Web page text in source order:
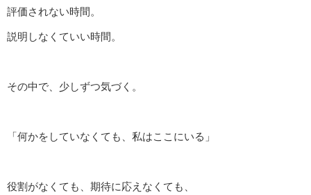
評価されない時間。
説明しなくていい時間。
その中で、少しずつ気づく。
「何かをしていなくても、私はここにいる」
役割がなくても、期待に応えなくても、